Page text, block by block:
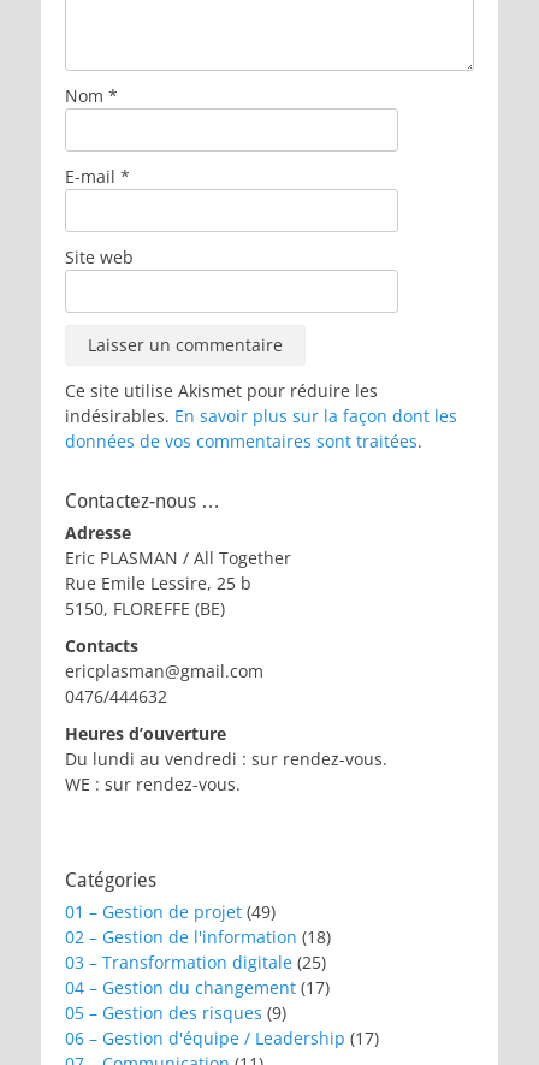
Nom *
E-mail *
Site web
Ce site utilise Akismet pour réduire les
indésirables. En savoir plus sur la façon dont les
données de vos commentaires sont traitées.
Contactez-nous …
Adresse
Eric PLASMAN / All Together
Rue Emile Lessire, 25 b
5150, FLOREFFE (BE)
Contacts
ericplasman@gmail.com
0476/444632
Heures d’ouverture
Du lundi au vendredi : sur rendez-vous.
WE : sur rendez-vous.
Catégories
01 – Gestion de projet (49)
02 – Gestion de l'information (18)
03 – Transformation digitale (25)
04 – Gestion du changement (17)
05 – Gestion des risques (9)
06 – Gestion d'équipe / Leadership (17)